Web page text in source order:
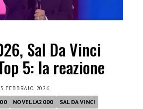
Sal Da Vinci
5: la reazione
FEBBRAIO 2026
NOVELLA2000
SAL DA VINCI